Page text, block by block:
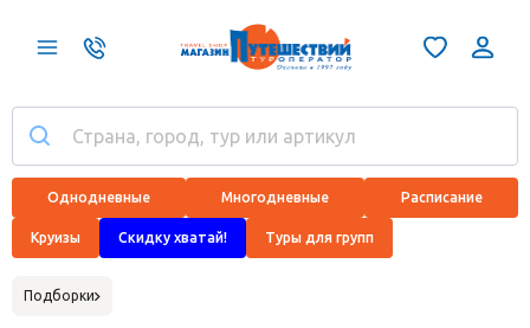
Однодневные Многодневные Расписание
Круизы Скидку хватай! Туры для групп
Подборки